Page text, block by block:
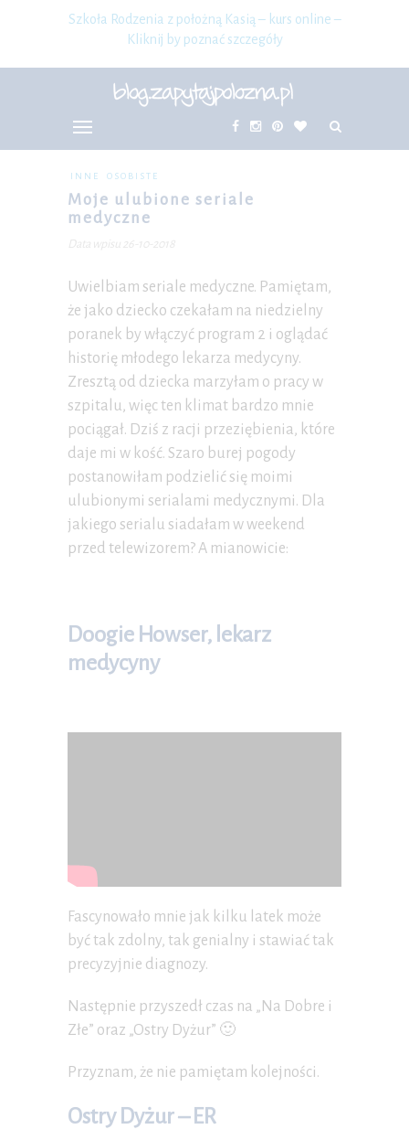
Szkoła Rodzenia z położną Kasią – kurs online –
Kliknij by poznać szczegóły
INNE OSOBISTE
Moje ulubione seriale
medyczne
Data wpisu 26-10-2018
Uwielbiam seriale medyczne. Pamiętam,
że jako dziecko czekałam na niedzielny
poranek by włączyć program 2 i oglądać
historię młodego lekarza medycyny.
Zresztą od dziecka marzyłam o pracy w
szpitalu, więc ten klimat bardzo mnie
pociągał. Dziś z racji przeziębienia, które
daje mi w kość. Szaro burej pogody
postanowiłam podzielić się moimi
ulubionymi serialami medycznymi. Dla
jakiego serialu siadałam w weekend
przed telewizorem? A mianowicie:
Doogie Howser, lekarz
medycyny
Fascynowało mnie jak kilku latek może
być tak zdolny, tak genialny i stawiać tak
precyzyjnie diagnozy.
Następnie przyszedł czas na „Na Dobre i
Złe” oraz „Ostry Dyżur” 🙂
Przyznam, że nie pamiętam kolejności.
Ostry Dyżur – ER